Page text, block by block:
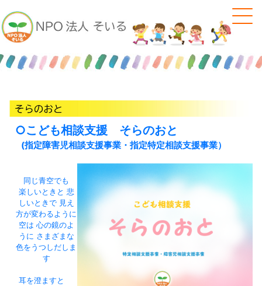
○こども相談支援 そらのおと
(指定障害児相談支援事業・指定特定相談支援事業）
同じ青空でも
楽しいときと 悲
しいときで 見え
方が変わるように
空は 心の鏡のよ
うに さまざまな
色をうつしだしま
す
耳を澄ますと